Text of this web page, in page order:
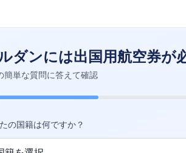
ダンには出国用航空券が
簡単な質問に答えて確認
の国籍は何ですか？